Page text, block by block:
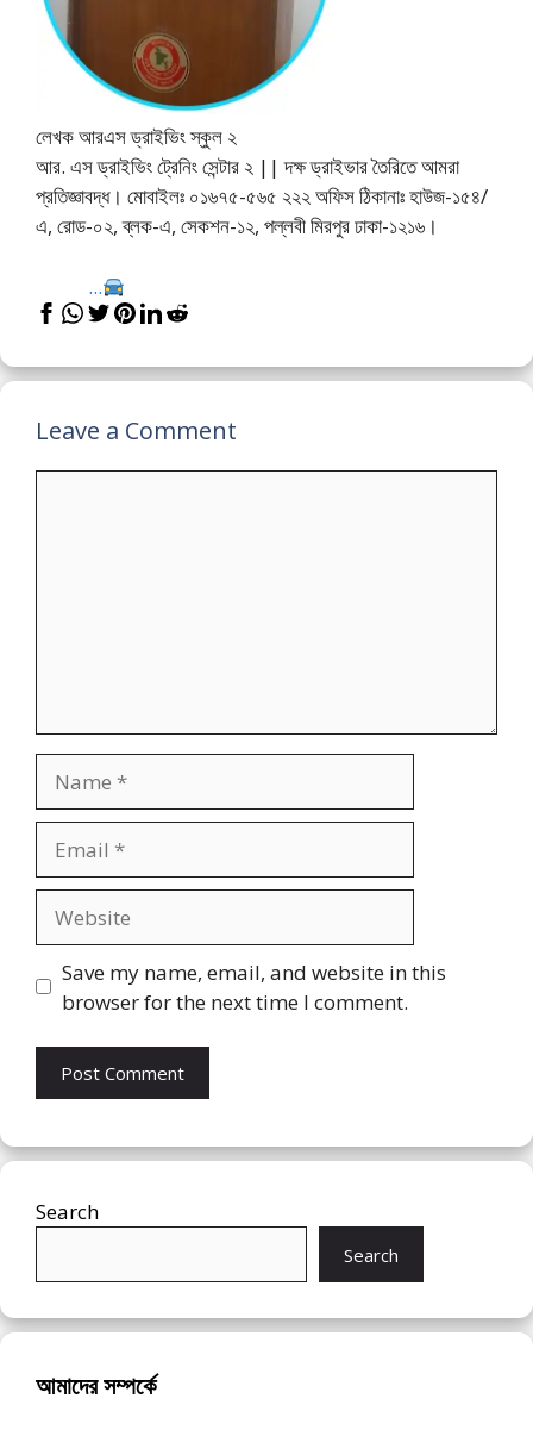
লেখক আরএস ড্রাইভিং স্কুল ২
আর. এস ড্রাইভিং ট্রেনিং সেন্টার ২ || দক্ষ ড্রাইভার তৈরিতে আমরা
প্রতিজ্ঞাবদ্ধ। মোবাইলঃ ০১৬৭৫-৫৬৫ ২২২ অফিস ঠিকানাঃ হাউজ-১৫৪/
এ, রোড-০২, ব্লক-এ, সেকশন-১২, পল্লবী মিরপুর ঢাকা-১২১৬।
...
Leave a Comment
Save my name, email, and website in this
browser for the next time I comment.
Search
Search
আমাদের সম্পর্কে